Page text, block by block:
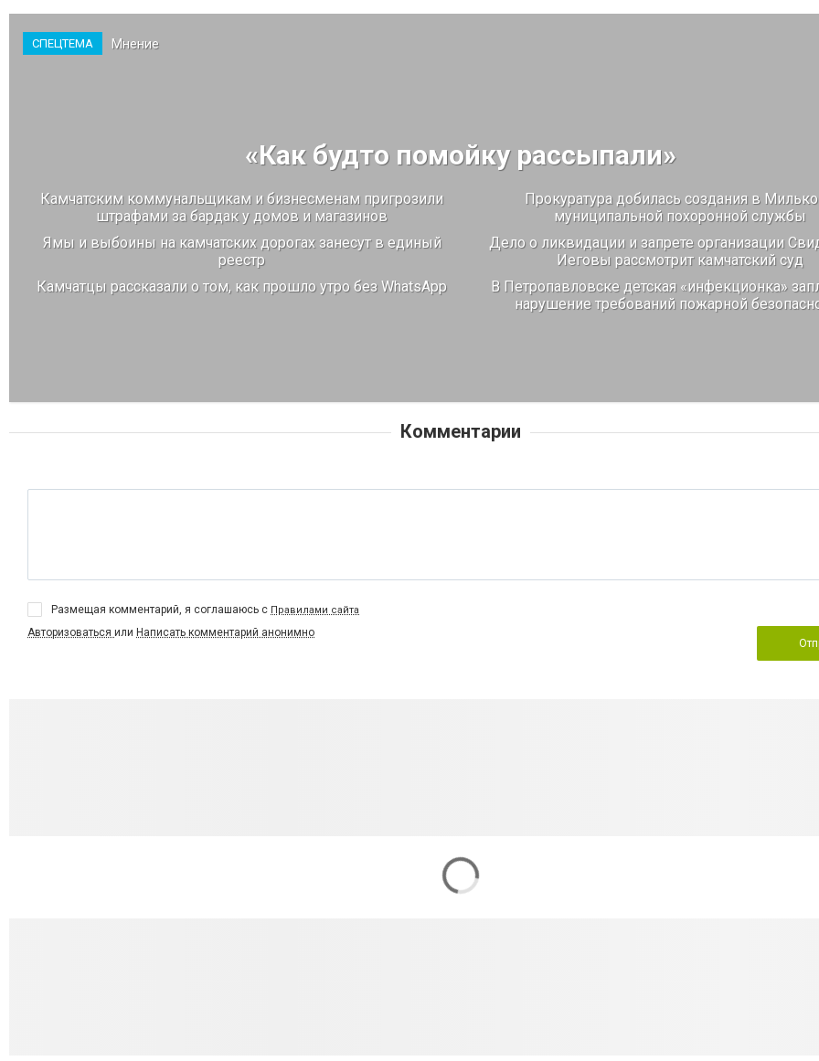
СПЕЦТЕМА Мнение
«Как будто помойку рассыпали»
Камчатским коммунальщикам и бизнесменам пригрозили
штрафами за бардак у домов и магазинов
Прокуратура добилась создания в
муниципальной похоронной службы
Ямы и выбоины на камчатских дорогах занесут в единый
реестр
Дело о ликвидации и запрете организации
Иеговы рассмотрит камчатский суд
Камчатцы рассказали о том, как прошло утро без WhatsApp
В Петропавловске детская «инфекционка»
нарушение требований пожарной
Комментарии
Размещая комментарий, я соглашаюсь с Правилами сайта
Авторизоваться или Написать комментарий анонимно